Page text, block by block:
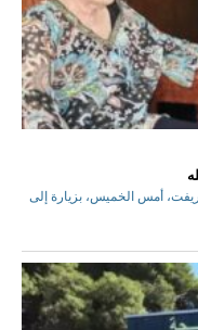
أمس الخميس، بزيارة إلى